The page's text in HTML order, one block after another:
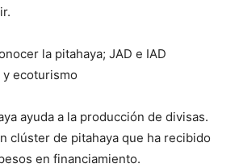
ayuda a la producción de divisas.
clúster de pitahaya que ha recibido
en financiamiento.